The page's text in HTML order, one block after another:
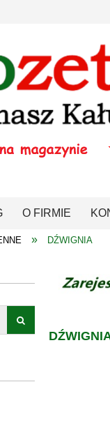
O FIRMIE
» DŹWIGNIA